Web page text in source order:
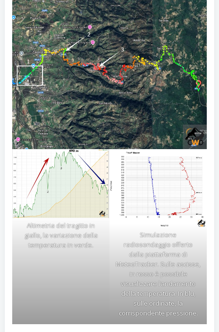
Altimetria del tragitto in
giallo, la variazione della
temperatura in verde.
Simulazione
radiosondaggio offerto
dalla piattaforma di
MeteoTracker. Sulle ascisse,
in rosso è possibile
visualizzare l’andamento
della temperatura. In blu,
sulle ordinate, la
corrispondente pressione.